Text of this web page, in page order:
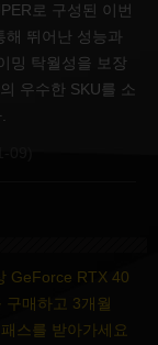
로 구성된 이번
해 뛰어난 성능과
밍 탁월성을 보장
우수한 SKU를 소
GeForce RTX 40
구매하고 3개월
스를 받아가세요